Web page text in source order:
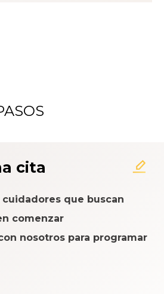
de
cita
cuidadores que buscan
comenzar
nosotros para programar